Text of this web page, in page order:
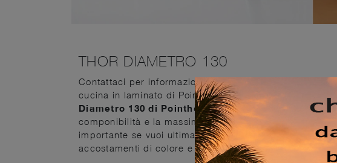
THOR DIAMETRO 130
Contattaci per informazioni e preventivi o guarda nel
cucina in laminato di Pointhouse, esempio di tutta la
Diametro 130 di Pointhouse: con questo modello
componibilità e la massima personalizzazione dei
importante se vuoi ultimare il proprio Arredamento
accostamenti di colore e le finiture.